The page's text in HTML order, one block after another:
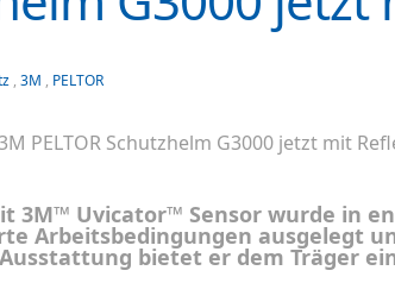
, 3M , PELTOR
3M™ Uvicator™ Sensor wurde in
Arbeitsbedingungen ausgelegt
bietet er dem Träger